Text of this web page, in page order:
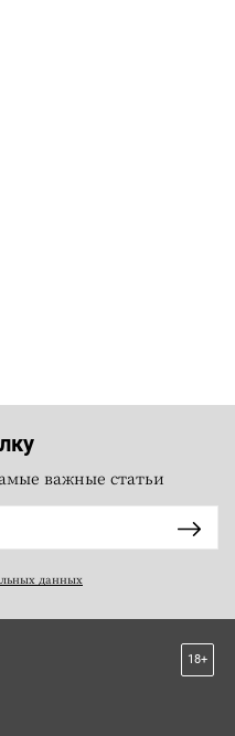
важные статьи
данных
18+